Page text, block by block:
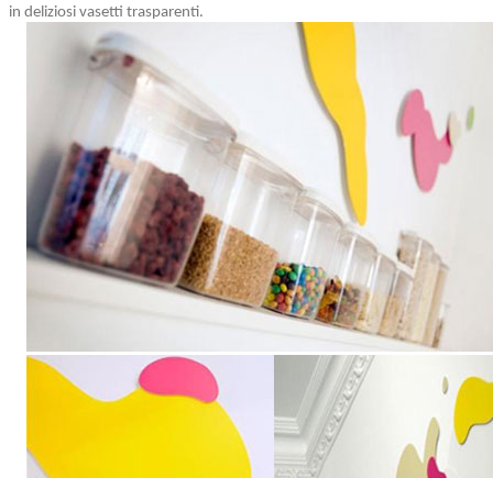
in deliziosi vasetti trasparenti.